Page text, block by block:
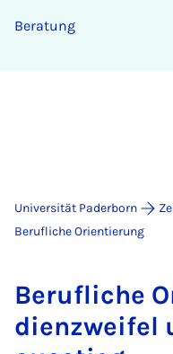
Be­ra­tung
Universität Paderborn
Berufliche Orientierung
Be­ruf­li­che
di­en­zwei­fel